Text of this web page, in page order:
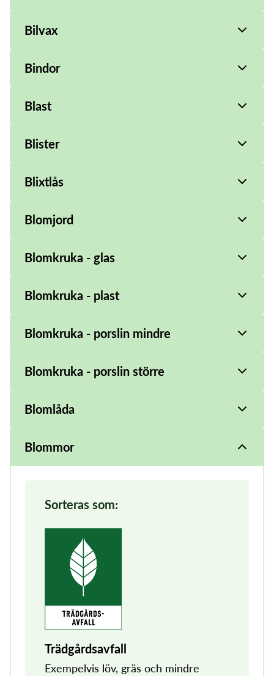
Bilvax
Bindor
Blast
Blister
Blixtlås
Blomjord
Blomkruka - glas
Blomkruka - plast
Blomkruka - porslin mindre
Blomkruka - porslin större
Blomlåda
Blommor
Sorteras som:
Trädgårdsavfall
Exempelvis löv, gräs och mindre